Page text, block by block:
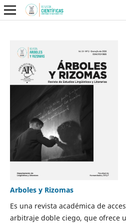
Arboles y Rizomas
Es una revista académica de
arbitraje doble ciego, que ofrece